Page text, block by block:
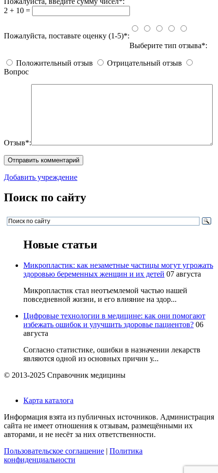
2 + 10 =
Пожалуйста, поставьте оценку (1-5)*:
Выберите тип отзыва*:
Положительный отзыв
Отрицательный отзыв
Вопрос
Отзыв*:
Добавить учреждение
Поиск по сайту
Новые статьи
Микропластик: как незаметные частицы могут угрожать
здоровью беременных женщин и их детей 07 августа
Микропластик стал неотъемлемой частью нашей
повседневной жизни, и его влияние на здор...
Цифровые технологии в медицине: как они помогают
избежать ошибок и улучшить здоровье пациентов? 06
августа
Согласно статистике, ошибки в назначении лекарств
являются одной из основных причин у...
© 2013-2025 Справочник медицины
Карта каталога
Информация взята из публичных источников. Администрация
сайта не имеет отношения к отзывам, размещёнными их
авторами, и не несёт за них ответственности.
Пользовательское соглашение | Политика
конфиденциальности